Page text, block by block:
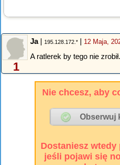
1
Ja| 195.128.172.* | 12 Maja,
A ratlerek by tego nie zrobił.
Nie chcesz, aby
Dostaniesz
jeśli pojawi się